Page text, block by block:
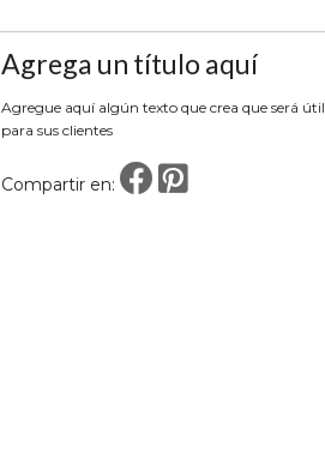
Agrega un título aquí
Agregue aquí algún texto que crea que será útil
para sus clientes
Compartir en: